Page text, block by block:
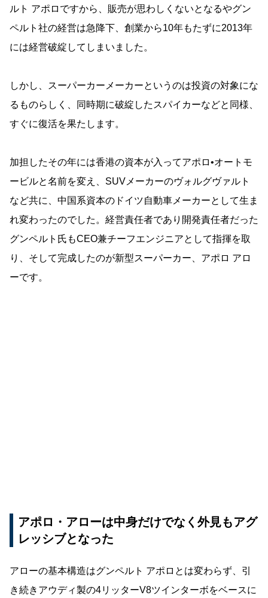
ルト アポロですから、販売が思わしくないとなるやグン
ペルト社の経営は急降下、創業から10年もたずに2013年
には経営破綻してしまいました。
しかし、スーパーカーメーカーというのは投資の対象にな
るものらしく、同時期に破綻したスパイカーなどと同様、
すぐに復活を果たします。
加担したその年には香港の資本が入ってアポロ•オートモ
ービルと名前を変え、SUVメーカーのヴォルグヴァルト
など共に、中国系資本のドイツ自動車メーカーとして生ま
れ変わったのでした。経営責任者であり開発責任者だった
グンペルト氏もCEO兼チーフエンジニアとして指揮を取
り、そして完成したのが新型スーパーカー、アポロ アロ
ーです。
アポロ・アローは中身だけでなく外見もアグ
レッシブとなった
アローの基本構造はグンペルト アポロとは変わらず、引
き続きアウディ製の4リッターV8ツインターボをベースに